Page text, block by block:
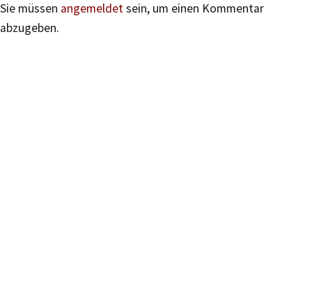
Sie müssen angemeldetsein, um einen Kommentar
abzugeben.